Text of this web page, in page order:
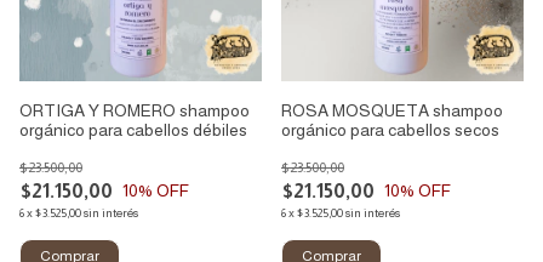
ORTIGA Y ROMERO shampoo
orgánico para cabellos débiles
$21.150,00
$23.500,00
10% OFF
6x$3.525,00sin interés
ROSA MOSQUETA shampoo
orgánico para cabellos secos
$21.150,00
$23.500,00
10% OFF
6x$3.525,00sin interés